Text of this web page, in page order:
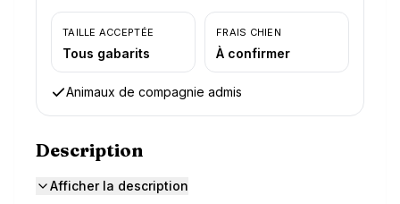
TAILLE ACCEPTÉE
Tous gabarits
FRAIS CHIEN
À confirmer
Animaux de compagnie admis
Description
Afficher la description